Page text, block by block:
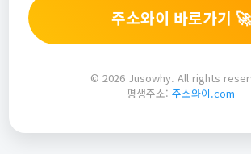
주소와이 바로가기 🚀
© 2026 Jusowhy. All rights
평생주소: 주소와이.com